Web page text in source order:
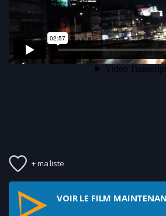
+ ma liste
VOIR LE FILM